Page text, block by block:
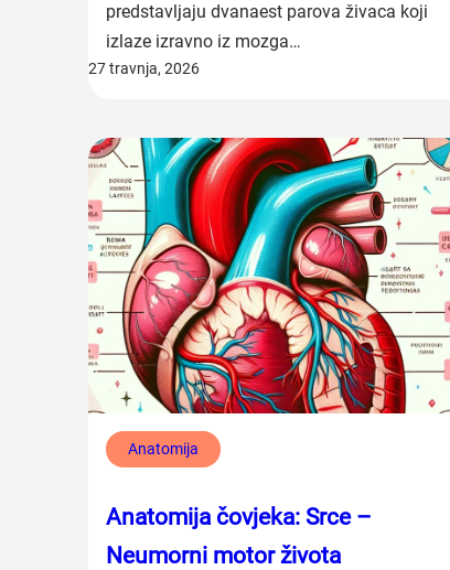
predstavljaju dvanaest parova živaca koji
izlaze izravno iz mozga…
27 travnja, 2026
Anatomija
Anatomija čovjeka: Srce –
Neumorni motor života